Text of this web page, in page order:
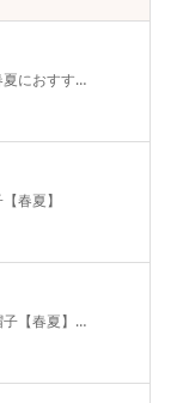
夏におすす…
春夏】
子【春夏】…